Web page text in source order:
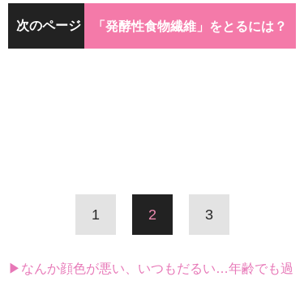
次のページ 「発酵性食物繊維」をとるには？
1 2 3
▶なんか顔色が悪い、いつもだるい…年齢でも過